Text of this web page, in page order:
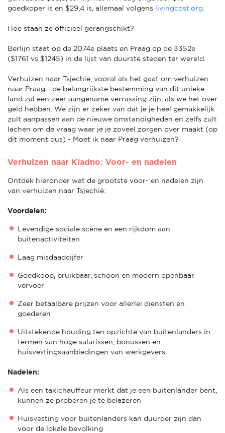
goedkoper is en $29,4 is, allemaal volgens livingcost.org.
Hoe staan ze officieel gerangschikt?
Berlijn staat op de 2074e plaats en Praag op de 3352e
($1761 vs $1245) in de lijst van duurste steden ter wereld.
Verhuizen naar Tsjechië, vooral als het gaat om verhuizen
naar Praag - de belangrijkste bestemming van dit unieke
land zal een zeer aangename verrassing zijn, als we het over
geld hebben. We zijn er zeker van dat je je heel gemakkelijk
zult aanpassen aan de nieuwe omstandigheden en zelfs zult
lachen om de vraag waar je je zoveel zorgen over maakt (op
dit moment dus) - Moet ik naar Praag verhuizen?
Verhuizen naar Kladno: Voor- en nadelen
Ontdek hieronder wat de grootste voor- en nadelen zijn
van verhuizen naar Tsjechië:
Voordelen:
Levendige sociale scène en een rijkdom aan
buitenactiviteiten
Laag misdaadcijfer
Goedkoop, bruikbaar, schoon en modern openbaar
vervoer
Zeer betaalbare prijzen voor allerlei diensten en
goederen
Uitstekende houding ten opzichte van buitenlanders in
termen van hoge salarissen, bonussen en
huisvestingsaanbiedingen van werkgevers.
Nadelen:
Als een taxichauffeur merkt dat je een buitenlander bent,
kunnen ze proberen je te belazeren
Huisvesting voor buitenlanders kan duurder zijn dan
voor de lokale bevolking